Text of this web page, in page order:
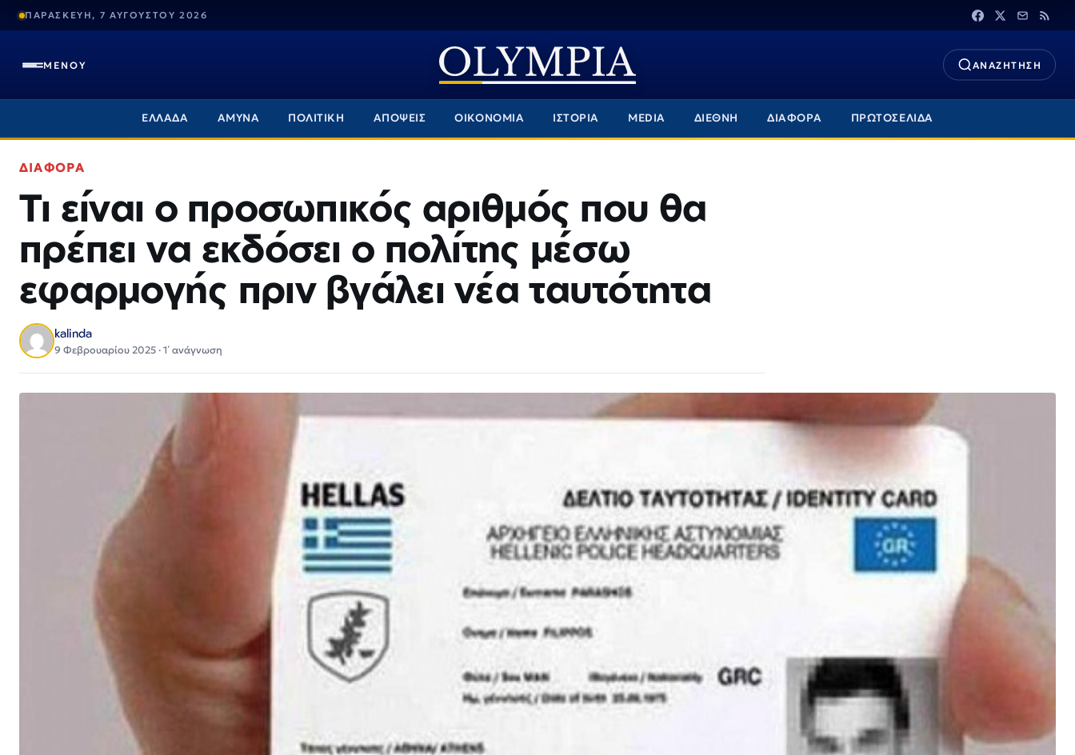
ΠΑΡΑΣΚΕΥΗ, 7 ΑΥΓΟΥΣΤΟΥ 2026
ΜΕΝΟΥ ΑΝΑΖΗΤΗΣΗ
ΕΛΛΑΔΑ ΑΜΥΝΑ ΠΟΛΙΤΙΚΗ ΑΠΟΨΕΙΣ ΟΙΚΟΝΟΜΙΑ ΙΣΤΟΡΙΑ MEDIA ΔΙΕΘΝΗ ΔΙΑΦΟΡΑ ΠΡΩΤΟΣΕΛΙΔΑ
ΔΙΑΦΟΡΑ
Τι είναι ο προσωπικός αριθμός που θα
πρέπει να εκδόσει ο πολίτης μέσω
εφαρμογής πριν βγάλει νέα ταυτότητα
kalinda
9 Φεβρουαρίου 2025 · 1΄ ανάγνωση